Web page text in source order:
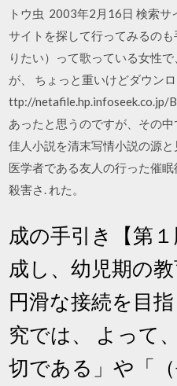
トウ虫 2003年2月16日 検索
サイトを探して行ってみるの
りたい）って歌っている女性
が、 ちょっと重いけどダウン
ttp://netafile.hp.infoseek.co.jp/
あったと思うのですが、その
佳人小説を清末写情小説の源と
医学者である友人の行った催
殺害さ. れた。
成の手引き【第
成し、幼児期の
円滑な接続を目
究では、 よって
切である」や「